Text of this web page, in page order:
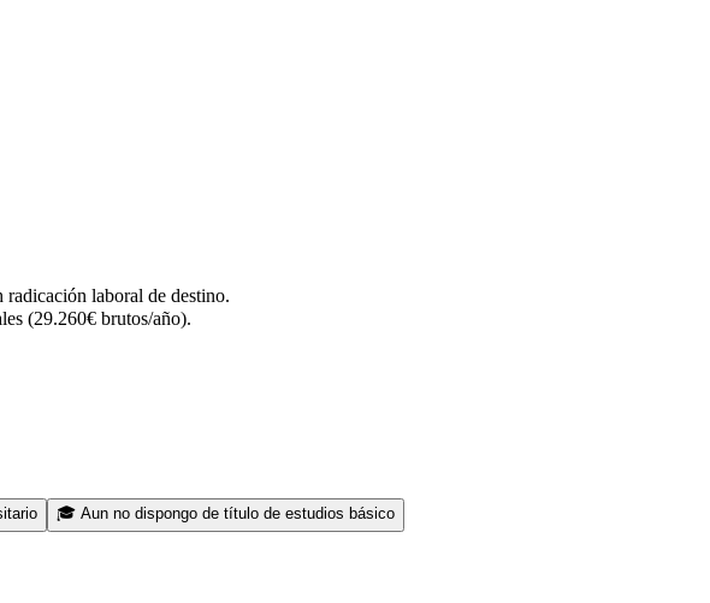
radicación laboral de destino.
(29.260€ brutos/año).
🎓 Aun no dispongo de título de estudios básico